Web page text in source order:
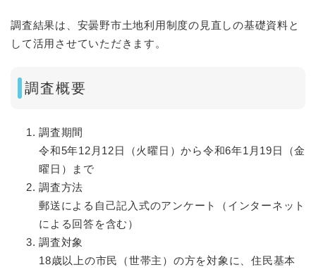
調査結果は、安曇野市土地利用制度の見直しの基礎資料と
して活用させていただきます。
調査概要
調査期間
令和5年12月12日（火曜日）から令和6年1月19日（金
曜日）まで
調査方法
郵送による自己記入式のアンケート（インターネット
による回答を含む）
調査対象
18歳以上の市民（世帯主）の方を対象に、住民基本